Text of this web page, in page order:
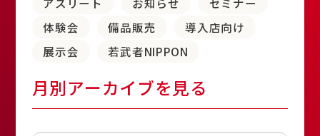
アスリート お知らせ
セミナー
体験会
備品販売
導入店向け
展示会
若武者NIPPON
月別アーカイブを見る